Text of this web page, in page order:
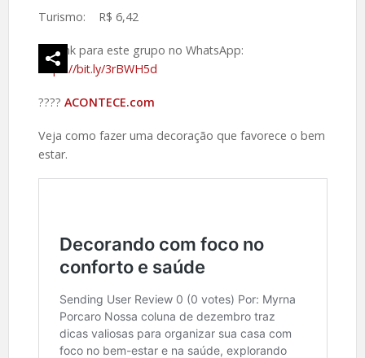
Turismo: R$ 6,42
Link para este grupo no WhatsApp:
https://bit.ly/3rBWH5d
????️ ACONTECE.com
Veja como fazer uma decoração que favorece o bem
estar.